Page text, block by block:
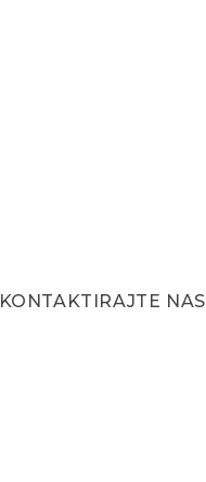
KONTAKTIRAJTE NAS